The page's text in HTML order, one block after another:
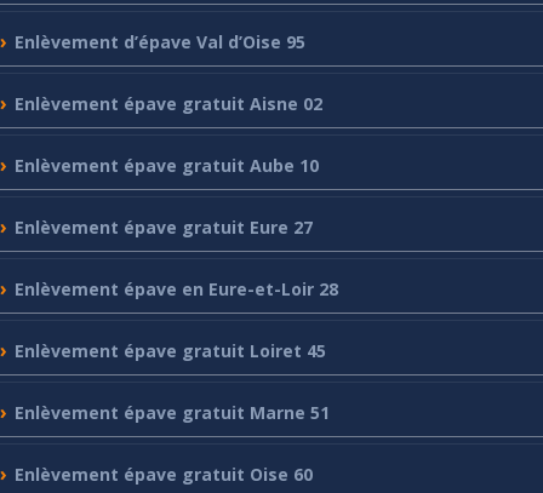
Enlèvement d’épave Val d’Oise 95
Enlèvement épave gratuit Aisne 02
Enlèvement épave gratuit Aube 10
Enlèvement épave gratuit Eure 27
Enlèvement épave en Eure-et-Loir 28
Enlèvement épave gratuit Loiret 45
Enlèvement épave gratuit Marne 51
Enlèvement épave gratuit Oise 60